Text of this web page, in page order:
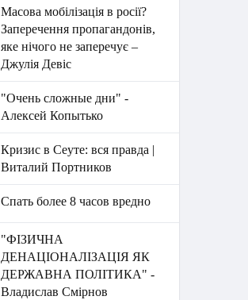
Масова мобілізація в росії?
Заперечення пропагандонів,
яке нічого не заперечує –
Джулія Девіс
"Очень сложные дни" -
Алексей Копытько
Кризис в Сеуте: вся правда |
Виталий Портников
Спать более 8 часов вредно
"ФІЗИЧНА
ДЕНАЦІОНАЛІЗАЦІЯ ЯК
ДЕРЖАВНА ПОЛІТИКА" -
Владислав Смірнов